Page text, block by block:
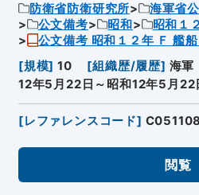
防衛省防衛研究所 海軍省
公文備考
昭和
昭和１
公文備考 昭和１２年 Ｆ 艦船
[規模] 10 [組織歴/履歴] 海軍
12年5月22日～昭和12年5月22
[レファレンスコード]
閲覧